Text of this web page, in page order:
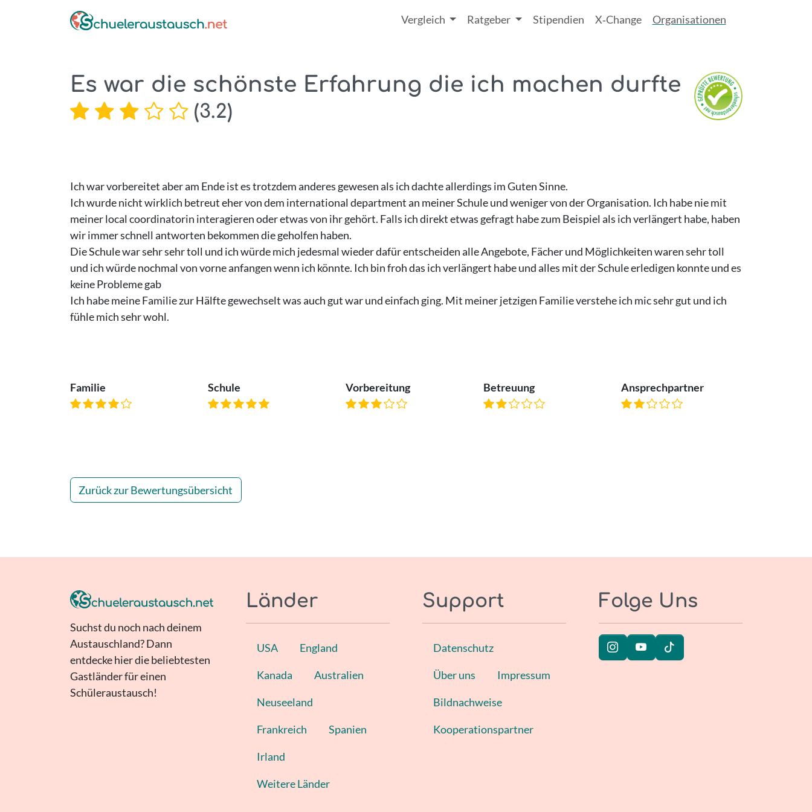
Vergleich Ratgeber Stipendien X‑Change Organisationen
Es war die schönste Erfahrung die ich machen durfte
(3.2)
Ich war vorbereitet aber am Ende ist es trotzdem anderes gewesen als ich dachte allerdings im Guten Sinne.
Ich wurde nicht wirklich betreut eher von dem international department an meiner Schule und weniger von der Organisation. Ich habe nie mit
meiner local coordinatorin interagieren oder etwas von ihr gehört. Falls ich direkt etwas gefragt habe zum Beispiel als ich verlängert habe, haben
wir immer schnell antworten bekommen die geholfen haben.
Die Schule war sehr sehr toll und ich würde mich jedesmal wieder dafür entscheiden alle Angebote, Fächer und Möglichkeiten waren sehr toll
und ich würde nochmal von vorne anfangen wenn ich könnte. Ich bin froh das ich verlängert habe und alles mit der Schule erledigen konnte und es
keine Probleme gab
Ich habe meine Familie zur Hälfte gewechselt was auch gut war und einfach ging. Mit meiner jetzigen Familie verstehe ich mic sehr gut und ich
fühle mich sehr wohl.
Familie Schule Vorbereitung Betreuung Ansprechpartner
Zurück zur Bewertungsübersicht
Suchst du noch nach deinem
Austauschland? Dann
entdecke hier die beliebtesten
Gastländer für einen
Schüleraustausch!
Länder
USA England
Kanada Australien
Neuseeland
Frankreich Spanien
Irland
Weitere Länder
Support
Datenschutz
Über uns Impressum
Bildnachweise
Kooperationspartner
Folge Uns